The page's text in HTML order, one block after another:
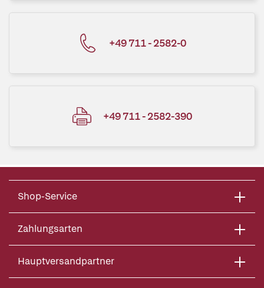
+49 711 - 2582-0
+49 711 - 2582-390
Shop-Service
Zahlungsarten
Hauptversandpartner